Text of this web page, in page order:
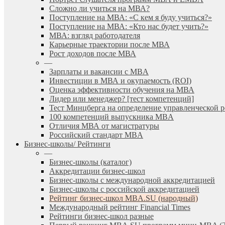
Сложно ли учиться на МВА?
Поступление на МВА: «С кем я буду учиться?»
Поступление на МВА: «Кто нас будет учить?»
МВА: взгляд работодателя
Карьерные траектории после МВА
Рост доходов после МВА
—
Зарплаты и вакансии с MBA
Инвестиции в МВА и окупаемость (ROI)
Оценка эффективности обучения на МВА
Лидер или менеджер? [тест компетенций]
Тест Минцберга на определение управленческой
100 компетенций выпускника MBA
Отличия МВА от магистратуры
Российский стандарт MBA
Бизнес-школы/ Рейтинги
—
Бизнес-школы (каталог)
Аккредитации бизнес-школ
Бизнес-школы с международной аккредитацией
Бизнес-школы с российской аккредитацией
Рейтинг бизнес-школ MBA.SU (народный)
Международный рейтинг Financial Times
Рейтинги бизнес-школ разные